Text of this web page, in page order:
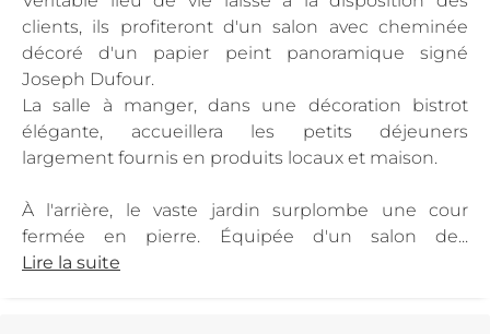
clients, ils profiteront d'un salon avec cheminée
décoré d'un papier peint panoramique signé
Joseph Dufour.
La salle à manger, dans une décoration bistrot
élégante, accueillera les petits déjeuners
largement fournis en produits locaux et maison.
À l'arrière, le vaste jardin surplombe une cour
fermée en pierre. Équipée d'un salon de...
Lire la suite